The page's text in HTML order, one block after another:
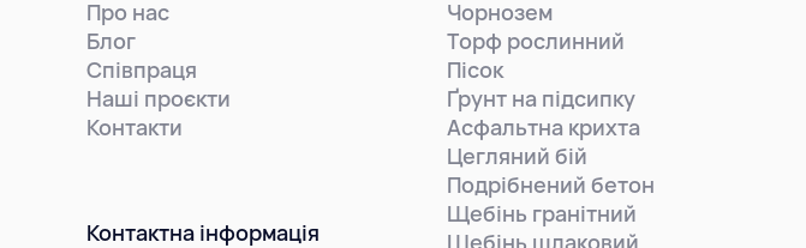
Про нас
Блог
Співпраця
Наші проєкти
Контакти
Контактна інформація
Чорнозем
Торф рослинний
Пісок
Ґрунт на підсипку
Асфальтна крихта
Цегляний бій
Подрібнений бетон
Щебінь гранітний
Щебінь шлаковий